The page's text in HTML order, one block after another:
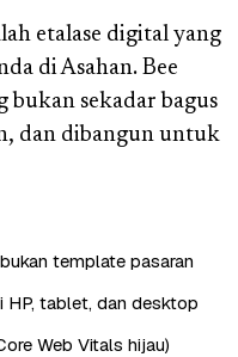
etalase digital yang
di Asahan. Bee
bukan sekadar bagus
dan dibangun untuk
template pasaran
HP, tablet, dan desktop
Web Vitals hijau)